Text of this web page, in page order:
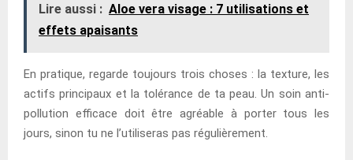
Lire aussi : Aloe vera visage : 7 utilisations et
effets apaisants
En pratique, regarde toujours trois choses : la texture, les
actifs principaux et la tolérance de ta peau. Un soin anti-
pollution efficace doit être agréable à porter tous les
jours, sinon tu ne l’utiliseras pas régulièrement.